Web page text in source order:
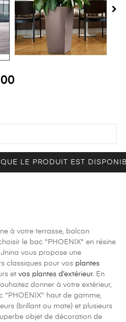
LE PRODUIT EST
à votre terrasse, balcon
le bac "PHOENIX" en résine
vous propose une
classiques pour vos plantes
et vos plantes d’extérieur. En
donner à votre extérieur,
"PHOENIX" haut de gamme,
(brillant ou mate) et plusieurs
objet de décoration de